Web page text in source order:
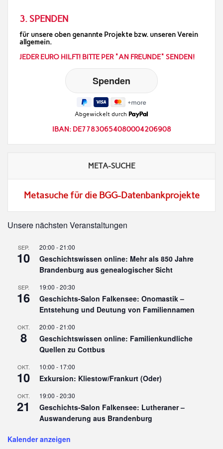
3. SPENDEN
für unsere oben genannte Projekte bzw. unseren Verein
allgemein.
JEDER EURO HILFT! BITTE PER "AN FREUNDE" SENDEN!
Abgewickelt durch
IBAN: DE77830654080004206908
META-SUCHE
Metasuche für die BGG-Datenbankprojekte
Unsere nächsten Veranstaltungen
SEP.
10
20:00 -21:00
Geschichtswissen online: Mehr als 850 Jahre
Brandenburg aus genealogischer Sicht
SEP.
16
19:00 -20:30
Geschichts-Salon Falkensee: Onomastik –
Entstehung und Deutung von Familiennamen
OKT.
8
20:00 -21:00
Geschichtswissen online: Familienkundliche
Quellen zu Cottbus
OKT.
10
10:00 - 17:00
Exkursion: Kliestow/Frankurt (Oder)
OKT.
21
19:00 -20:30
Geschichts-Salon Falkensee: Lutheraner –
Auswanderung aus Brandenburg
Kalender anzeigen